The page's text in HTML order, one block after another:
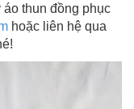
thun đồng phục
hoặc liên hệ qua